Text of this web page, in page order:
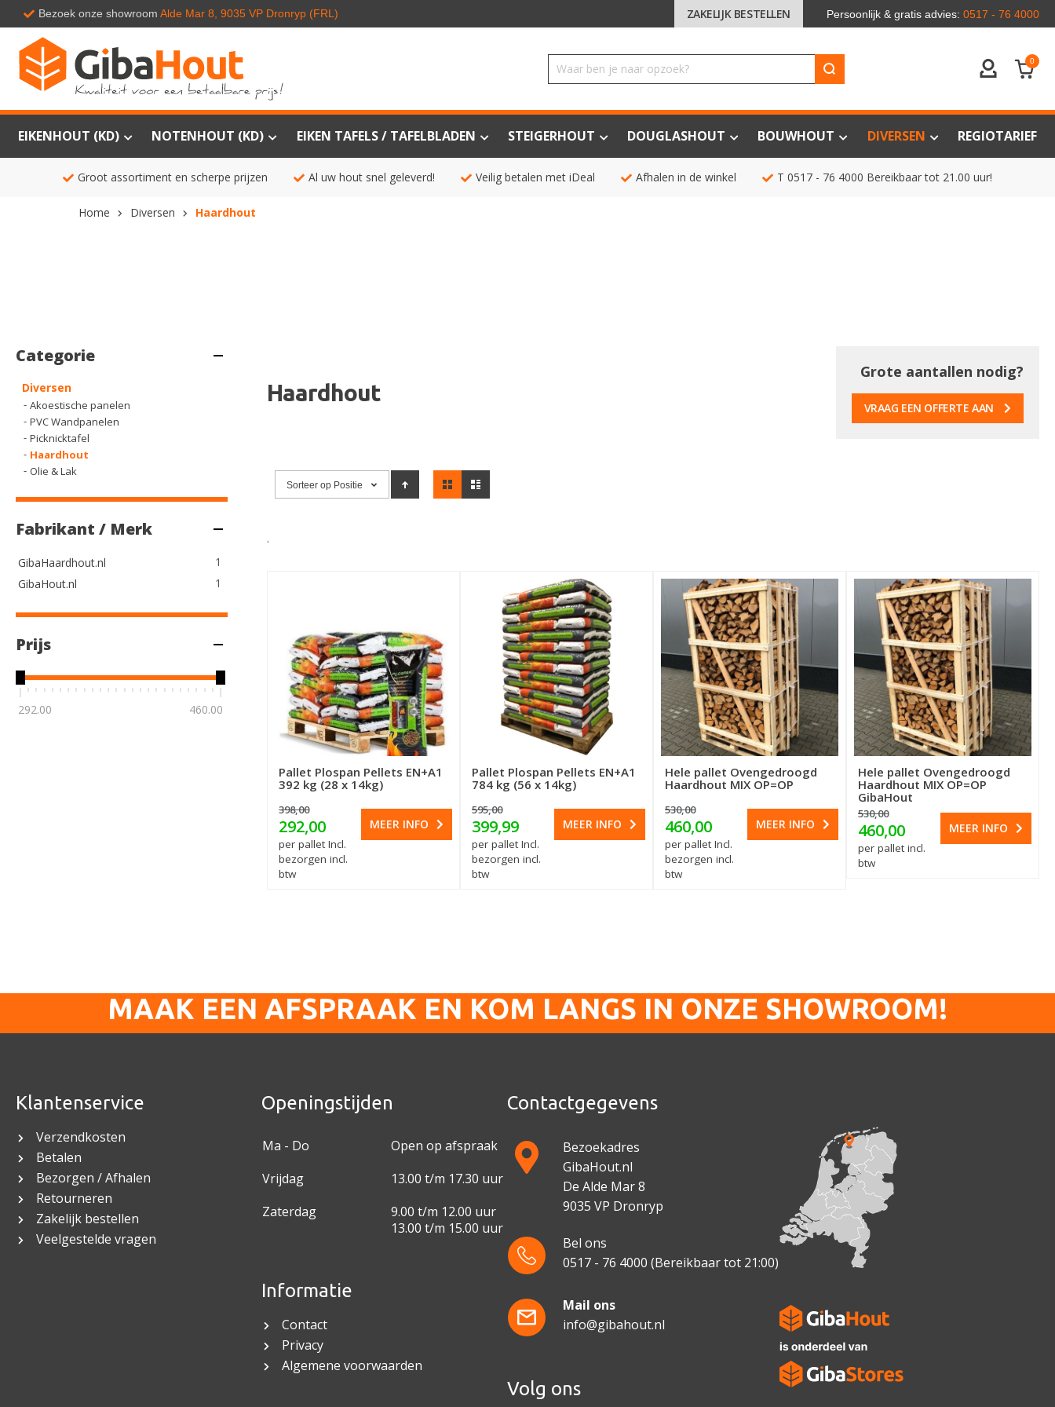
Bezoek onze showroom Alde Mar 8, 9035 VP Dronryp (FRL) ZAKELIJK BESTELLEN Persoonlijk & gratis advies: 0517 - 76 4000
ACCOUNT
0
EIKENHOUT (KD) NOTENHOUT (KD) EIKEN TAFELS / TAFELBLADEN STEIGERHOUT DOUGLASHOUT BOUWHOUT DIVERSEN REGIOTARIEF
Groot assortiment en scherpe prijzen Al uw hout snel geleverd! Veilig betalen met iDeal Afhalen in de winkel T 0517 - 76 4000 Bereikbaar tot 21.00 uur!
Home Diversen Haardhout
Haardhout
Grote aantallen nodig?
VRAAG EEN OFFERTE AAN
Sorteer op Positie
als
.
Pallet Plospan Pellets EN+A1
392 kg (28 x 14kg)
398,00
292,00
per pallet Incl.
bezorgen incl.
btw
MEER INFO
Pallet Plospan Pellets EN+A1
784 kg (56 x 14kg)
595,00
399,99
per pallet Incl.
bezorgen incl.
btw
MEER INFO
Hele pallet Ovengedroogd
Haardhout MIX OP=OP
530,00
460,00
per pallet Incl.
bezorgen incl.
btw
MEER INFO
Hele pallet Ovengedroogd
Haardhout MIX OP=OP
GibaHout
530,00
460,00
per pallet incl.
btw
MEER INFO
Categorie
Diversen
Akoestische panelen
PVC Wandpanelen
Picknicktafel
Haardhout
Olie & Lak
Fabrikant / Merk
GibaHaardhout.nl 1
GibaHout.nl
1
Prijs
292.00 460.00
MAAK EEN AFSPRAAK EN KOM LANGS IN ONZE SHOWROOM!
Klantenservice
Verzendkosten
Betalen
Bezorgen / Afhalen
Retourneren
Zakelijk bestellen
Veelgestelde vragen
Openingstijden
Ma - Do
Open op afspraak
Vrijdag
13.00 t/m 17.30 uur
Zaterdag
9.00 t/m 12.00 uur
13.00 t/m 15.00 uur
Informatie
Contact
Privacy
Algemene voorwaarden
Contactgegevens
Bezoekadres
GibaHout.nl
De Alde Mar 8
9035 VP Dronryp
Bel ons
0517 - 76 4000 (Bereikbaar tot 21:00)
Mail ons
info@gibahout.nl
Volg ons